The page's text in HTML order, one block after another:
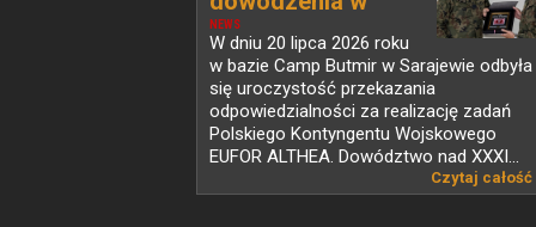
NEWS
PKW...
W dniu 20 lipca 2026 roku
w bazie Camp Butmir w Sarajewie odbyła
się uroczystość przekazania
odpowiedzialności za realizację zadań
Polskiego Kontyngentu Wojskowego
EUFOR ALTHEA. Dowództwo nad XXXI...
Czytaj całość